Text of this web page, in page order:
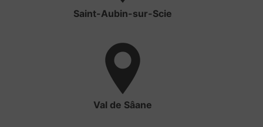
Saint-Aubin-sur-Scie
Val de Sâane